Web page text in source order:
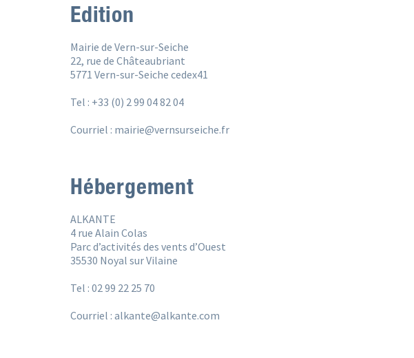
Edition
Mairie de Vern-sur-Seiche
22, rue de Châteaubriant
5771 Vern-sur-Seiche cedex41
Tel : +33 (0) 2 99 04 82 04
Courriel : mairie@vernsurseiche.fr
Hébergement
ALKANTE
4 rue Alain Colas
Parc d’activités des vents d’Ouest
35530 Noyal sur Vilaine
Tel : 02 99 22 25 70
Courriel : alkante@alkante.com